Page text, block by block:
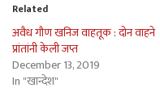
Related
अवैध गौण खनिज वाहतूक : दोन वाहने
प्रांतांनी केली जप्त
December 13, 2019
In "खान्देश"